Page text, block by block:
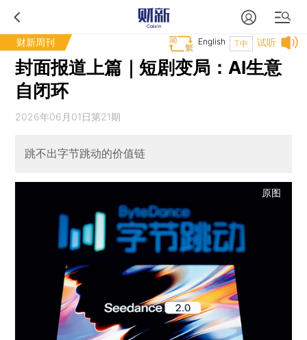
财新周刊 试听
T中
English
封面报道上篇｜短剧变局：AI生意
自闭环
2026年06月01日第21期
跳不出字节跳动的价值链
原图